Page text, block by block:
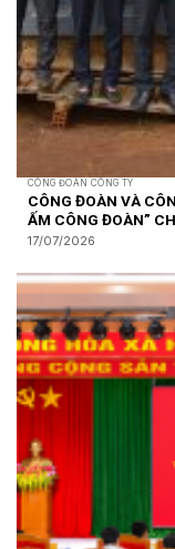
CÔNG ĐOÀN CÔNG TY
CÔNG ĐOÀN VÀ
ẤM CÔNG ĐOÀN”
17/07/2026